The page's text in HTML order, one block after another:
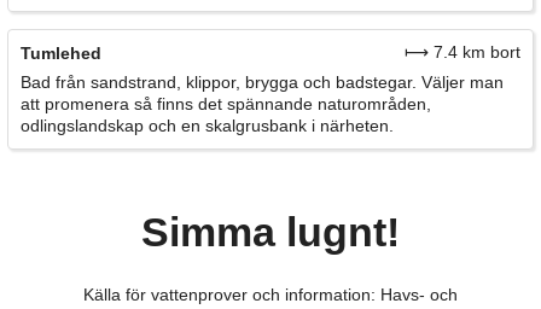
Tumlehed
⟼ 7.4 km bort
Bad från sandstrand, klippor, brygga och badstegar. Väljer man
att promenera så finns det spännande naturområden,
odlingslandskap och en skalgrusbank i närheten.
Simma lugnt!
Källa för vattenprover och information: Havs- och